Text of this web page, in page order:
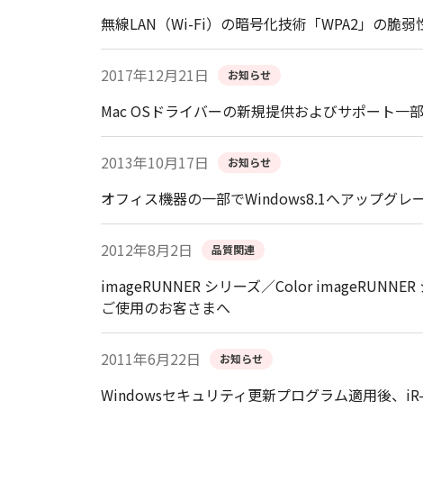
無線LAN（Wi-Fi）の暗号化技術「WPA2」の脆弱
2017年12月21日 お知らせ
Mac OSドライバーの新規提供およびサポート一
2013年10月17日 お知らせ
オフィス機器の一部でWindows8.1へアップグレ
2012年8月2日 品質関連
imageRUNNER シリーズ／Color imageRUNNER
ご使用のお客さまへ
2011年6月22日 お知らせ
Windowsセキュリティ更新プログラム適用後、